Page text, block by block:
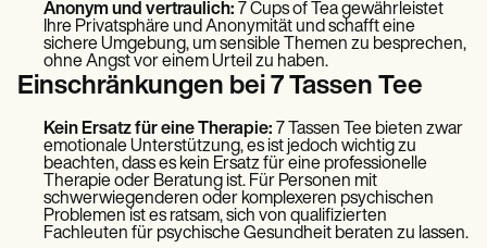
Anonym und vertraulich: 7 Cups of Tea gewährleistet
Ihre Privatsphäre und Anonymität und schafft eine
sichere Umgebung, um sensible Themen zu besprechen,
ohne Angst vor einem Urteil zu haben.
Einschränkungen bei 7 Tassen Tee
Kein Ersatz für eine Therapie: 7 Tassen Tee bieten zwar
emotionale Unterstützung, es ist jedoch wichtig zu
beachten, dass es kein Ersatz für eine professionelle
Therapie oder Beratung ist. Für Personen mit
schwerwiegenderen oder komplexeren psychischen
Problemen ist es ratsam, sich von qualifizierten
Fachleuten für psychische Gesundheit beraten zu lassen.